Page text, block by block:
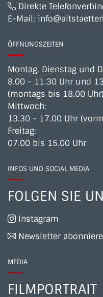
Direkte
E-Mail:
ÖFFNUNGSZEITEN
Montag, Dienstag und
8.00 - 11.30 Uhr und
(montags bis 18.00 Uhr)
Mittwoch:
13.30 - 17.00 Uhr
Freitag:
07.00 bis 15.00 Uhr
INFOS UND SOCIAL MEDIA
FOLGEN SIE
Instagram
Newsletter
MEDIA
FILMPORTRAIT